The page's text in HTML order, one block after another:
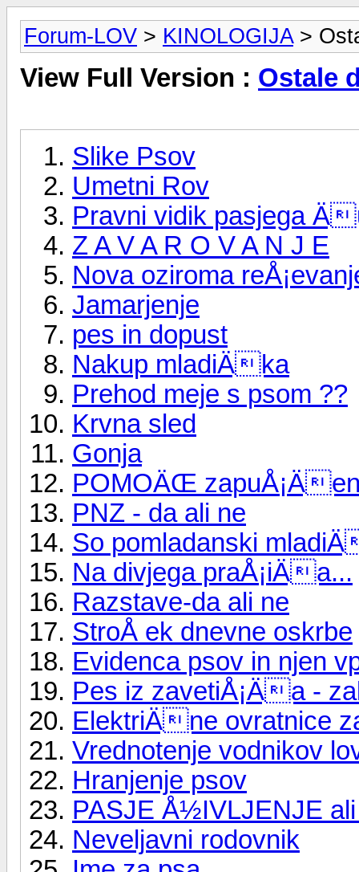
Forum-LOV > KINOLOGIJA>
View Full Version : Ostale
Slike Psov
Umetni Rov
Pravni vidik pasjega
Z A V A R O V A N J E
Nova oziroma
Jamarjenje
pes in dopust
Nakup mladiÄka
Prehod meje s psom ??
Krvna sled
Gonja
POMOÄŒ
PNZ - da ali ne
So pomladanski
Na divjega praÅ¡iÄa...
Razstave-da ali ne
StroÅ ek dnevne oskrbe
Evidenca psov in njen
Pes iz zavetiÅ¡Äa -
ElektriÄne ovratnice
Vrednotenje vodnikov
Hranjenje psov
PASJE Å½IVLJENJE
Neveljavni rodovnik